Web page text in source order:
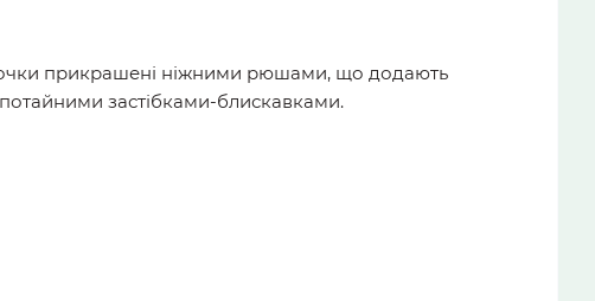
прикрашені ніжними рюшами, що додають
застібками-блискавками.